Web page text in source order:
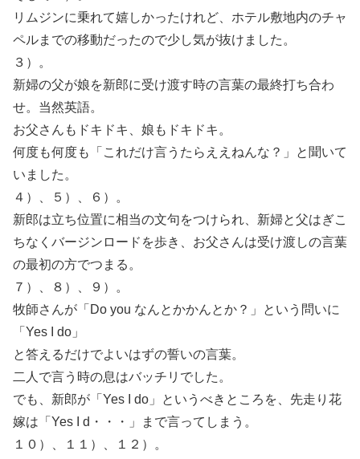
リムジンに乗れて嬉しかったけれど、ホテル敷地内のチャ
ペルまでの移動だったので少し気が抜けました。
３）。
新婦の父が娘を新郎に受け渡す時の言葉の最終打ち合わ
せ。当然英語。
お父さんもドキドキ、娘もドキドキ。
何度も何度も「これだけ言うたらええねんな？」と聞いて
いました。
４）、５）、６）。
新郎は立ち位置に相当の文句をつけられ、新婦と父はぎこ
ちなくバージンロードを歩き、お父さんは受け渡しの言葉
の最初の方でつまる。
７）、８）、９）。
牧師さんが「Do you なんとかかんとか？」という問いに
「Yes I do」
と答えるだけでよいはずの誓いの言葉。
二人で言う時の息はバッチリでした。
でも、新郎が「Yes I do」というべきところを、先走り花
嫁は「Yes I d・・・」まで言ってしまう。
１０）、１１）、１２）。